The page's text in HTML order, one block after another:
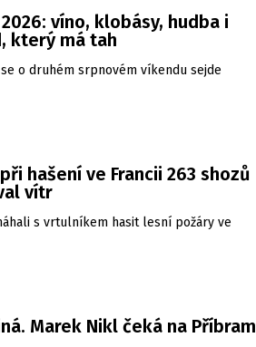
víno, klobásy, hudba i
který má tah
o druhém srpnovém víkendu sejde
hašení ve Francii 263 shozů
vítr
s vrtulníkem hasit lesní požáry ve
Marek Nikl čeká na Příbram